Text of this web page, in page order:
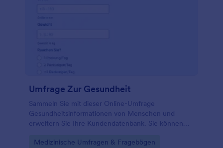
Umfrage Zur Gesundheit
Sammeln Sie mit dieser Online-Umfrage
Gesundheitsinformationen von Menschen und
erweitern Sie Ihre Kundendatenbank. Sie können
Bedürfnisse anpassen, oder mit unserem Umfrage-
Go to Category:
Medizinische Umfragen & Fragebögen